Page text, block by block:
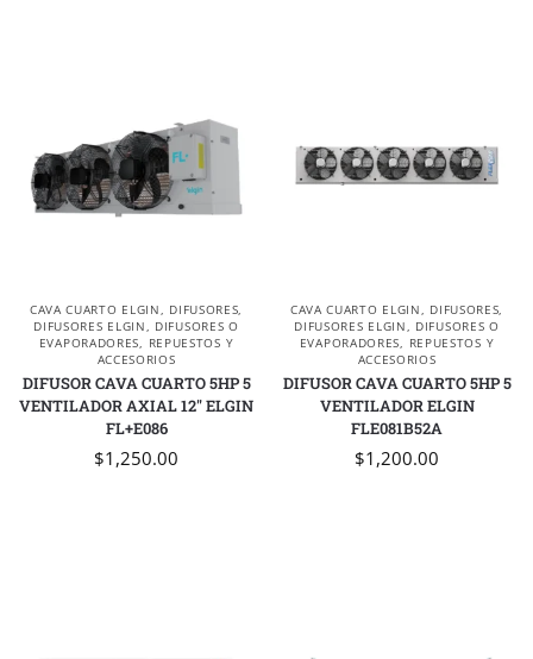
CAVA CUARTO ELGIN, DIFUSORES,
DIFUSORES ELGIN, DIFUSORES O
EVAPORADORES, REPUESTOS Y
ACCESORIOS
DIFUSOR CAVA CUARTO 5HP 5
VENTILADOR AXIAL 12″ ELGIN
FL+E086
$1,250.00
CAVA CUARTO ELGIN, DIFUSORES,
DIFUSORES ELGIN, DIFUSORES O
EVAPORADORES, REPUESTOS Y
ACCESORIOS
DIFUSOR CAVA CUARTO 5HP 5
VENTILADOR ELGIN
FLE081B52A
$1,200.00